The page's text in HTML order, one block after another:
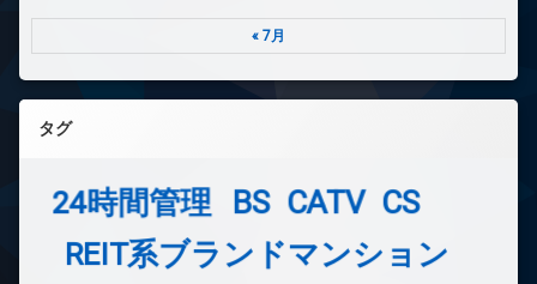
« 7月
タグ
24時間管理 BS CATV CS
REIT系ブランドマンション